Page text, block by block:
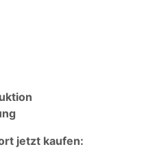
jetzt kaufen: